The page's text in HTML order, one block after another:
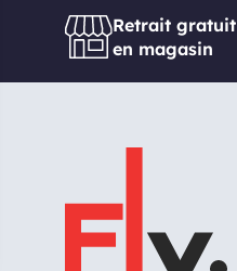
Retrait gratuit
en magasin